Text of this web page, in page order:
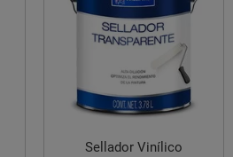
Sellador Vinílico